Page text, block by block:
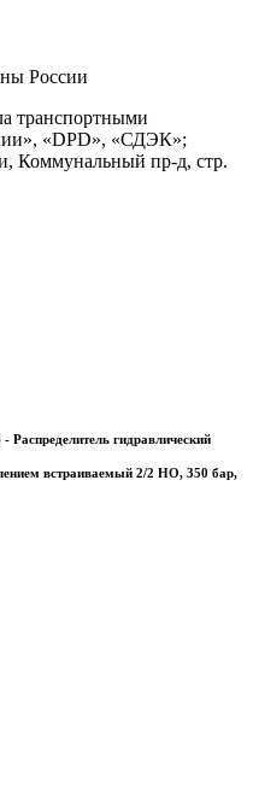
России
транспортными
«DPD», «СДЭК»;
Коммунальный пр-д, стр.
гидравлический
встраиваемый 2/2 НO, 350 бар,